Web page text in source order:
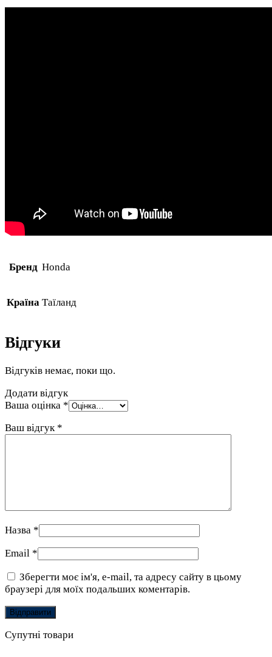
Бренд Honda
Країна Таїланд
Відгуки
Відгуків немає, поки що.
Додати відгук
Ваша оцінка *
Ваш відгук *
Назва *
Email *
Зберегти моє ім'я, e-mail, та адресу сайту в цьому
браузері для моїх подальших коментарів.
Супутні товари